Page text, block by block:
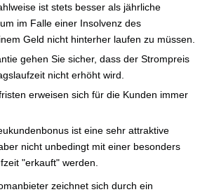
ist stets besser als jährliche
im Falle einer Insolvenz des
Geld nicht hinterher laufen zu müssen.
gehen Sie sicher, dass der Strompreis
nicht erhöht wird.
erweisen sich für die Kunden immer
ist eine sehr attraktive
nicht unbedingt mit einer besonders
"erkauft" werden.
zeichnet sich durch ein